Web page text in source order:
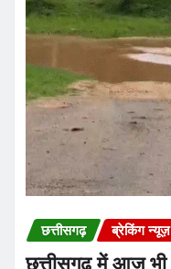
छत्तीसगढ़ में आज भी
Praveen Kumar